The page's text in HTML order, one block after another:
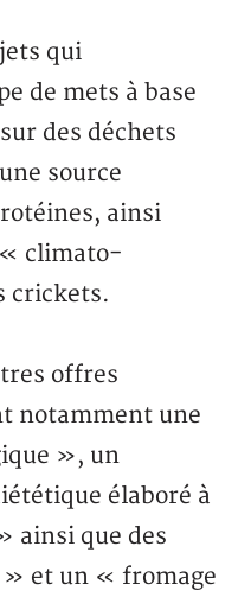
qui
de mets à base
des déchets
source
ainsi
« climato-
crickets.
offres
notamment une
», un
élaboré à
ainsi que des
et un « fromage